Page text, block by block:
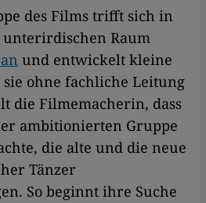
des Films trifft sich in
Raum
und entwickelt kleine
ohne fachliche Leitung
die Filmemacherin, dass
ambitionierten Gruppe
die alte und die neue
Tänzer
So beginnt ihre Suche